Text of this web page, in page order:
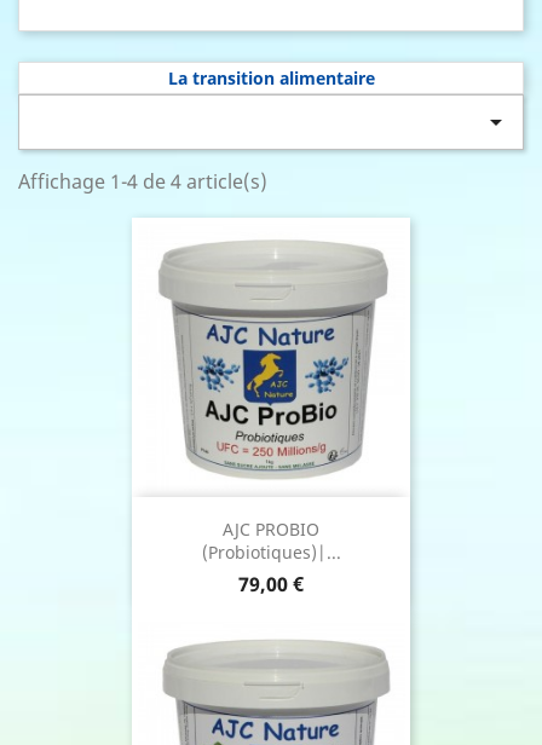
La transition alimentaire

Affichage 1-4 de 4 article(s)
AJC PROBIO
(Probiotiques)|...
Prix
79,00 €